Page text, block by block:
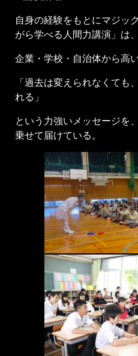
自身の経験をもとにマジッ
がら学べる人間力講演」は、
企業・学校・自治体から高
「過去は変えられなくても
れる」
という力強いメッセージを
乗せて届けている。